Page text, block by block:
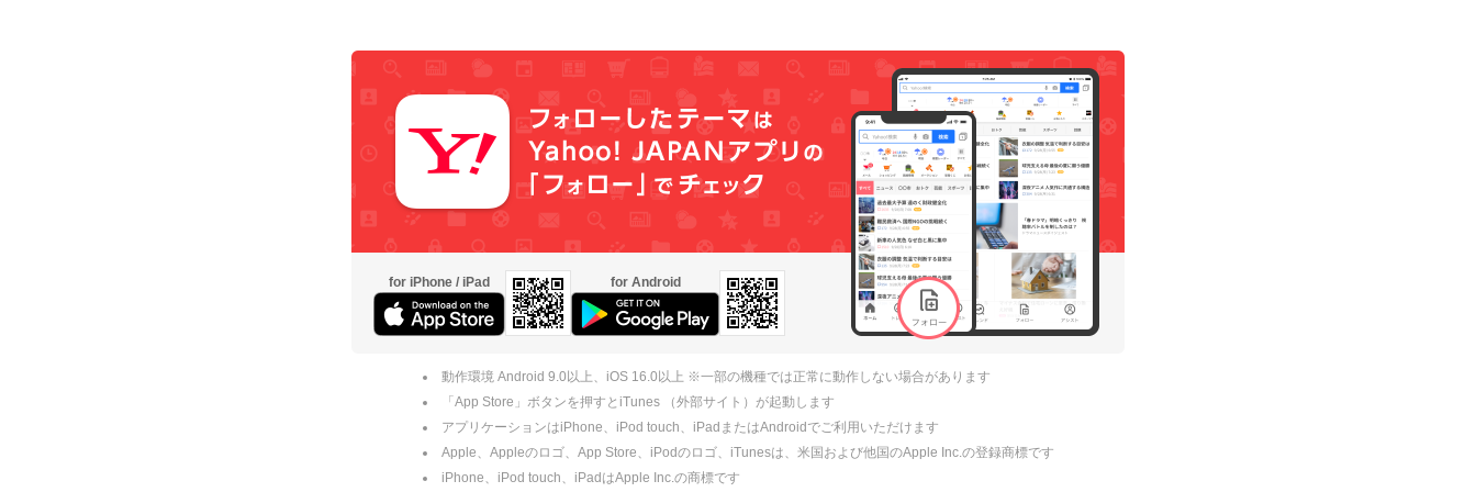
for iPhone / iPad for Android
動作環境 Android 9.0以上、iOS 16.0以上 ※一部の機種では正常に動作しない場合があります
「App Store」ボタンを押すとiTunes （外部サイト）が起動します
アプリケーションはiPhone、iPod touch、iPadまたはAndroidでご利用いただけます
Apple、Appleのロゴ、App Store、iPodのロゴ、iTunesは、米国および他国のApple Inc.の登録商標です
iPhone、iPod touch、iPadはApple Inc.の商標です